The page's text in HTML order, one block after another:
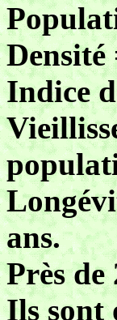
Densité
Indice
ans.
Près
Ils sont